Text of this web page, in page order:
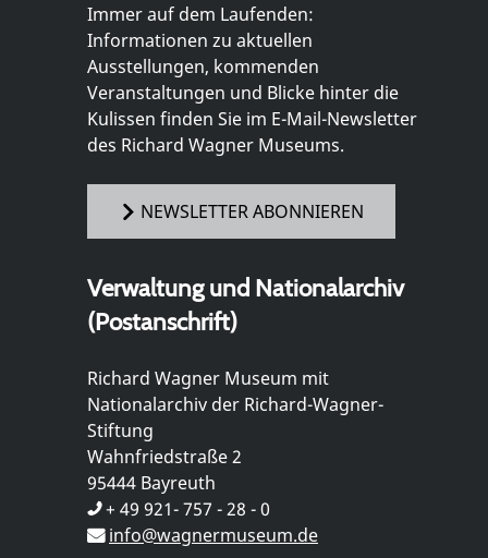
Immer auf dem Laufenden:
Informationen zu aktuellen
Ausstellungen, kommenden
Veranstaltungen und Blicke hinter die
Kulissen finden Sie im E-Mail-Newsletter
des Richard Wagner Museums.
NEWSLETTER ABONNIEREN
Verwaltung und Nationalarchiv
(Postanschrift)
Richard Wagner Museum mit
Nationalarchiv der Richard-Wagner-
Stiftung
Wahnfriedstraße 2
95444 Bayreuth
+ 49 921- 757 - 28 - 0
info@wagnermuseum.de